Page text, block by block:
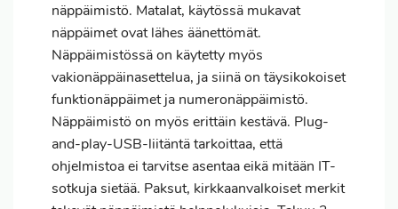
näppäimistö. Matalat, käytössä mukavat
näppäimet ovat lähes äänettömät.
Näppäimistössä on käytetty myös
vakionäppäinasettelua, ja siinä on täysikokoiset
funktionäppäimet ja numeronäppäimistö.
Näppäimistö on myös erittäin kestävä. Plug-
and-play-USB-liitäntä tarkoittaa, että
ohjelmistoa ei tarvitse asentaa eikä mitään IT-
sotkuja sietää. Paksut, kirkkaanvalkoiset merkit